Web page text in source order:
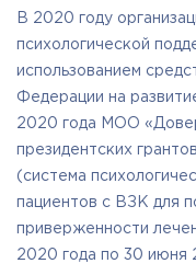
Синдромом
Создание интернет-
общественности к
организации.
Вхождение в
региональных
Взаимодействие с
организациями (
«Астом», «ВООЗ» и
Открытие новых
В 2020 году
психологической
использованием
Федерации на
2020 года МОО
президентских
(система
пациентов с ВЗК для
приверженности
2020 года по 30 июня